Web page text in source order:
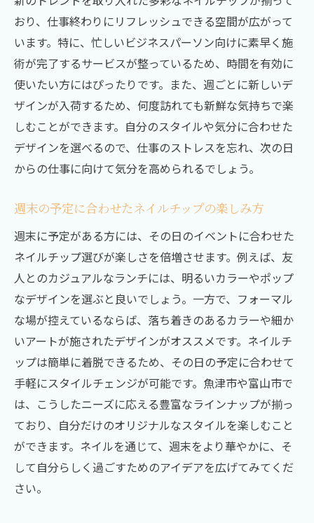
シーンに合わせたネイルチップの選び方
富山市のネイルサロンで人気のデザインを
チェック
個性を引き出すためのネイルチップの選び
方
富山市と魚津市で注目のネイルチップデザ
イン
ネイル初心者必見！魚津市のネイルチップで手
軽にオシャレを楽しむ
方
魚津市でおすすめの初心者向けネイルチッ
プ
手軽におしゃれを楽しむためのネイルチッ
プ選び
ネイルチップでオシャレを始める時の注意
点
魚津市の人気サロンで学ぶネイルチップの
基本
初心者が選ぶべきネイルチップのデザイン
富山市の街中で見つける！日常に溶け込むナチ
おり、仕事終わりにリフレッシュできる空間が広がって
います。特に、忙しいビジネスパーソン向けに素早く施
術が完了するサービスが整っているため、時間を有効に
使いたい方にはぴったりです。また、週ごとに新しいデ
ザインが入荷するため、何度訪れても新鮮な気持ちで楽
しむことができます。自分のスタイルや気分に合わせた
デザインを選べるので、仕事のストレスを忘れ、次の日
からの仕事に向けて気分を高められるでしょう。
週末の予定に合わせたネイルチップの楽しみ方
週末に予定がある方には、その日のイベントに合わせた
ネイルチップ選びが楽しさを倍増させます。例えば、友
人とのカジュアルなランチには、明るいカラーやポップ
なデザインを選ぶと良いでしょう。一方で、フォーマル
な場が控えているならば、落ち着きのあるカラーや細か
いアートが施されたデザインがオススメです。ネイルチ
ップは簡単に着脱できるため、その日の予定に合わせて
手軽にスタイルチェンジが可能です。魚津市や富山市で
は、こうしたニーズに応える豊富なラインナップが揃っ
ており、自分だけのオリジナルなスタイルを楽しむこと
ができます。ネイルを通じて、週末をより華やかに、そ
して自分らしく過ごすためのアイデアを広げてみてくだ
さい。